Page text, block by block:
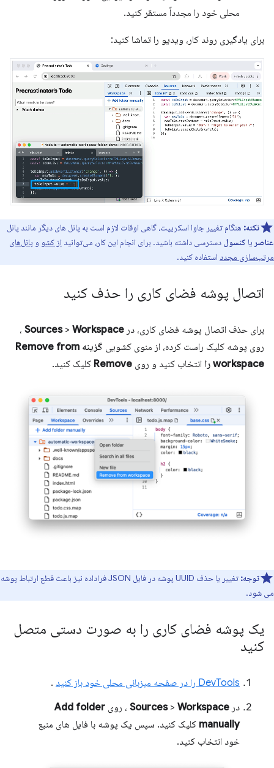
محلی خود را مجدداً مستقر کنید.
برای یادگیری روند کار، ویدیو را تماشا کنید:
نکته: هنگام تغییر جاوا اسکریپت، گاهی اوقات لازم است به پانل های دیگر مانند پانل
عناصر یا کنسول دسترسی داشته باشید. برای انجام این کار، می‌توانید از کشو و پانل‌های
مرتب‌سازی مجدد استفاده کنید.
اتصال پوشه فضای کاری را حذف کنید
برای حذف اتصال پوشه فضای کاری، در Sources> Workspace
،
روی پوشه کلیک راست کرده، از منوی کشویی
گزینه Remove from
workspace را
انتخاب کنید و روی Remove کلیک کنید.
توجه:
تغییر یا حذف UUID پوشه در فایل JSON فراداده نیز باعث قطع ارتباط پوشه
می شود.
یک پوشه فضای کاری را به صورت دستی متصل
کنید
DevTools را در صفحه میزبانی محلی خود باز کنید
.
در
Sources> Workspace ، روی Add folder
manually کلیک کنید. سپس یک پوشه با فایل های منبع
خود انتخاب کنید.